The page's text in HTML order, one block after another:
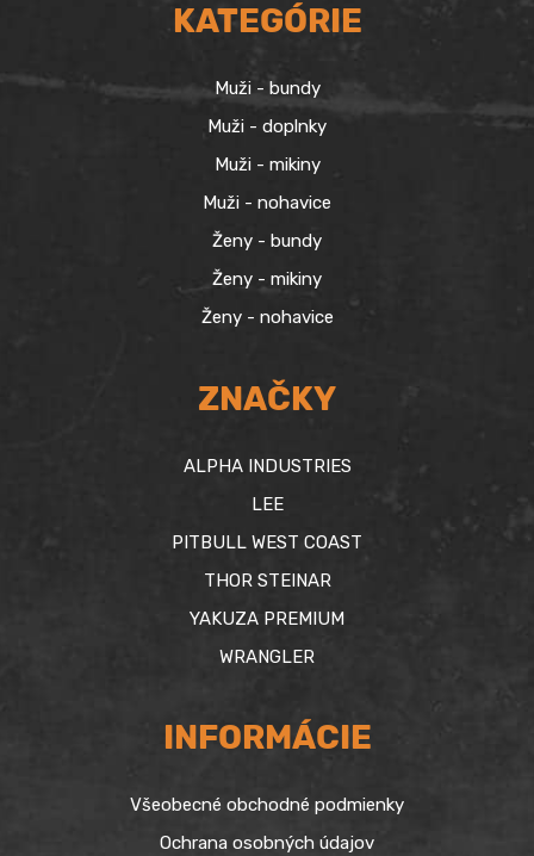
KATEGÓRIE
Muži - bundy
Muži - doplnky
Muži - mikiny
Muži - nohavice
Ženy - bundy
Ženy - mikiny
Ženy - nohavice
ZNAČKY
ALPHA INDUSTRIES
LEE
PITBULL WEST COAST
THOR STEINAR
YAKUZA PREMIUM
WRANGLER
INFORMÁCIE
Všeobecné obchodné podmienky
Ochrana osobných údajov